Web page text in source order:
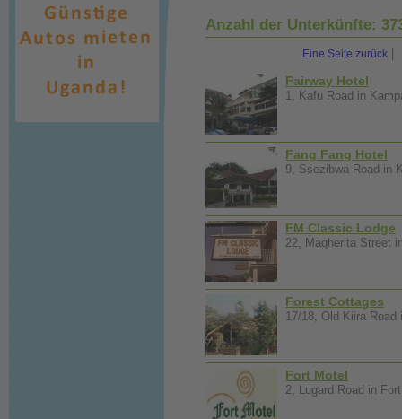
Anzahl der Unterkünfte:
Eine Seite zurück|
Fairway Hotel
1, Kafu Road in
Fang Fang Hotel
9, Ssezibwa Road in
FM Classic Lodge
22, Magherita Street
Forest Cottages
17/18, Old Kiira Road
Fort Motel
2, Lugard Road in